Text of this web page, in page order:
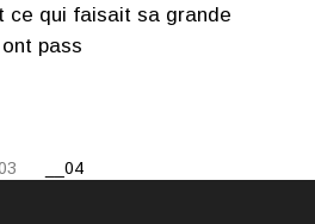
ce qui faisait sa grande
pass
04